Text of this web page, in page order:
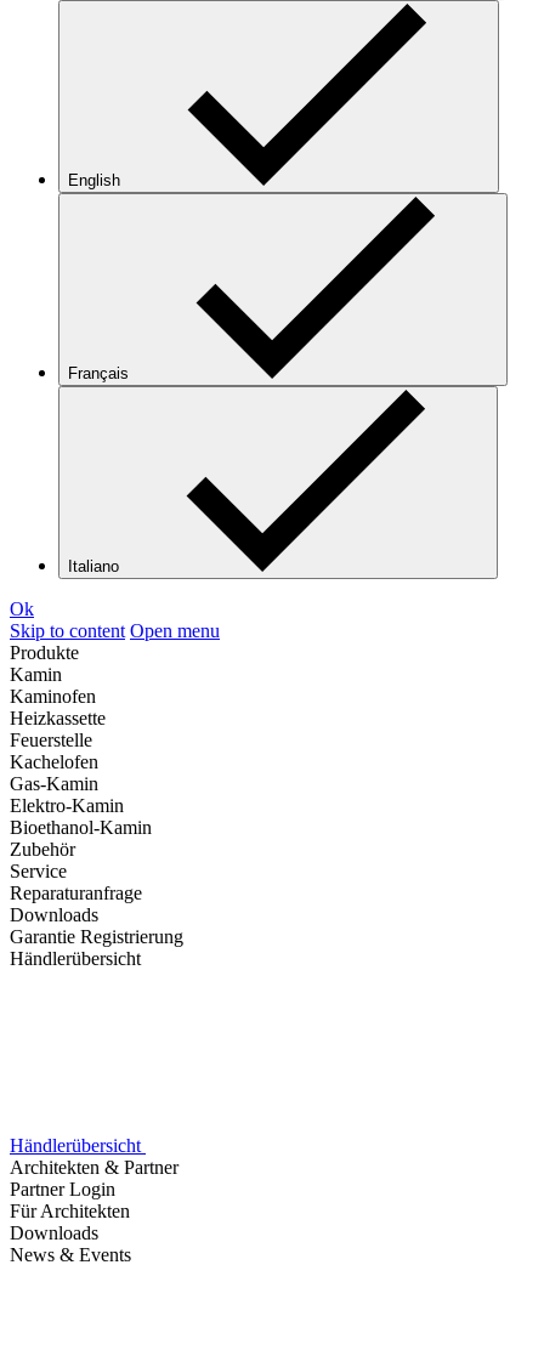
English
Français
Italiano
Ok
Skip to content Open menu
Produkte
Kamin
Kaminofen
Heizkassette
Feuerstelle
Kachelofen
Gas-Kamin
Elektro-Kamin
Bioethanol-Kamin
Zubehör
Service
Reparaturanfrage
Downloads
Garantie Registrierung
Händlerübersicht
Händlerübersicht
Architekten & Partner
Partner Login
Für Architekten
Downloads
News & Events